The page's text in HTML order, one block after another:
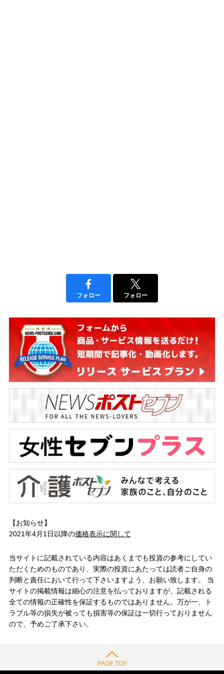
フォロー フォロー
【お知らせ】
2021年4月1日以降の価格表示に関して
当サイトに記載されている内容はあくまでも投資の参考にしてい
ただくためのものであり、実際の投資にあたっては読者ご自身の
判断と責任において行って下さいますよう、お願い致します。 当
サイトの掲載情報は細心の注意を払っておりますが、記載される
全ての情報の正確性を保証するものではありません。万が一、ト
ラブル等の損失が被っても損害等の保証は一切行っておりません
ので、予めご了承下さい。
PAGE TOP